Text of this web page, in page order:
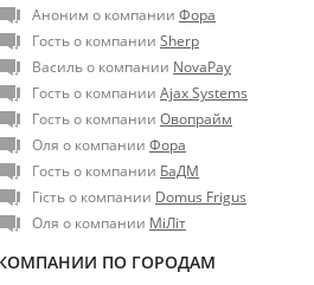
Аноним о компании Фора
Гость о компании Sherp
Василь о компании NovaPay
Гость о компании Ajax Systems
Гость о компании Овопрайм
Оля о компании Фора
Гость о компании БаДМ
Гість о компании Domus Frigus
Оля о компании МіЛіт
ПО ГОРОДАМ